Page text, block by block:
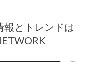
報とトレンドは